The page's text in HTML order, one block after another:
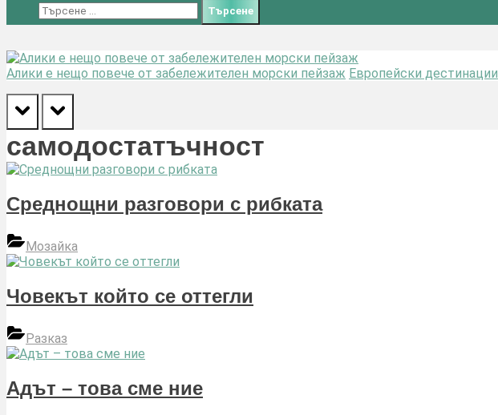
form
Търсене
за:
Алики е нещо повече от забележителен морски пейзаж Европейски дестинации
prev next
самодостатъчност
Среднощни разговори с рибката
Мозайка
Човекът който се оттегли
Разказ
Адът – това сме ние